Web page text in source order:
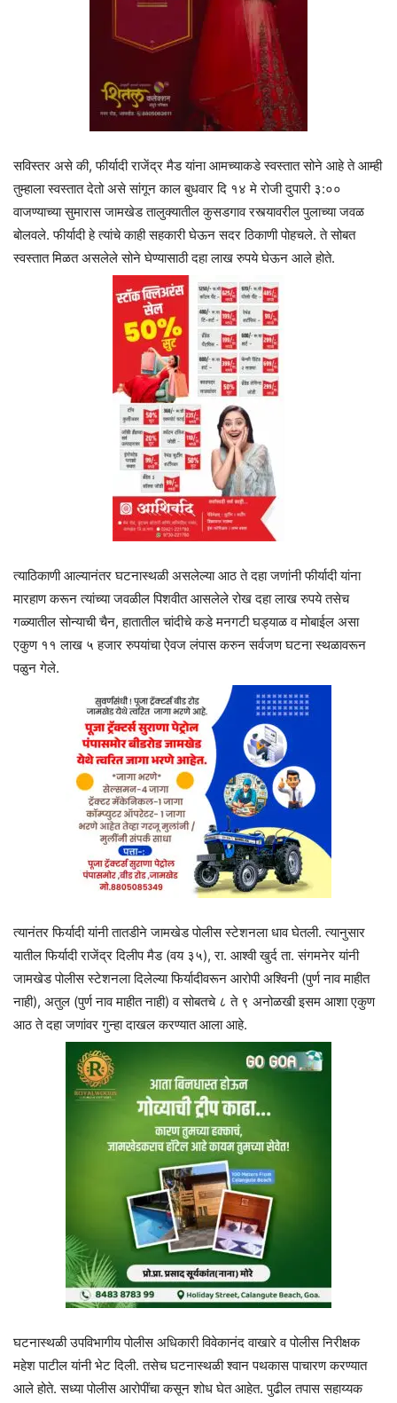
सविस्तर असे की, फीर्यादी राजेंद्र मैड यांना आमच्याकडे स्वस्तात सोने आहे ते आम्ही
तुम्हाला स्वस्तात देतो असे सांगून काल बुधवार दि १४ मे रोजी दुपारी ३:००
वाजण्याच्या सुमारास जामखेड तालुक्यातील कुसडगाव रस्त्यावरील पुलाच्या जवळ
बोलवले. फीर्यादी हे त्यांचे काही सहकारी घेऊन सदर ठिकाणी पोहचले. ते सोबत
स्वस्तात मिळत असलेले सोने घेण्यासाठी दहा लाख रुपये घेऊन आले होते.
त्याठिकाणी आल्यानंतर घटनास्थळी असलेल्या आठ ते दहा जणांनी फीर्यादी यांना
मारहाण करून त्यांच्या जवळील पिशवीत आसलेले रोख दहा लाख रुपये तसेच
गळ्यातील सोन्याची चैन, हातातील चांदीचे कडे मनगटी घड्याळ व मोबाईल असा
एकुण ११ लाख ५ हजार रुपयांचा ऐवज लंपास करुन सर्वजण घटना स्थळावरून
पळुन गेले.
त्यानंतर फिर्यादी यांनी तातडीने जामखेड पोलीस स्टेशनला धाव घेतली. त्यानुसार
यातील फिर्यादी राजेंद्र दिलीप मैड (वय ३५), रा. आश्वी खुर्द ता. संगमनेर यांनी
जामखेड पोलीस स्टेशनला दिलेल्या फिर्यादीवरून आरोपी अश्विनी (पुर्ण नाव माहीत
नाही), अतुल (पुर्ण नाव माहीत नाही) व सोबतचे ८ ते ९ अनोळखी इसम आशा एकुण
आठ ते दहा जणांवर गुन्हा दाखल करण्यात आला आहे.
घटनास्थळी उपविभागीय पोलीस अधिकारी विवेकानंद वाखारे व पोलीस निरीक्षक
महेश पाटील यांनी भेट दिली. तसेच घटनास्थळी श्वान पथकास पाचारण करण्यात
आले होते. सध्या पोलीस आरोपींचा कसून शोध घेत आहेत. पुढील तपास सहाय्यक